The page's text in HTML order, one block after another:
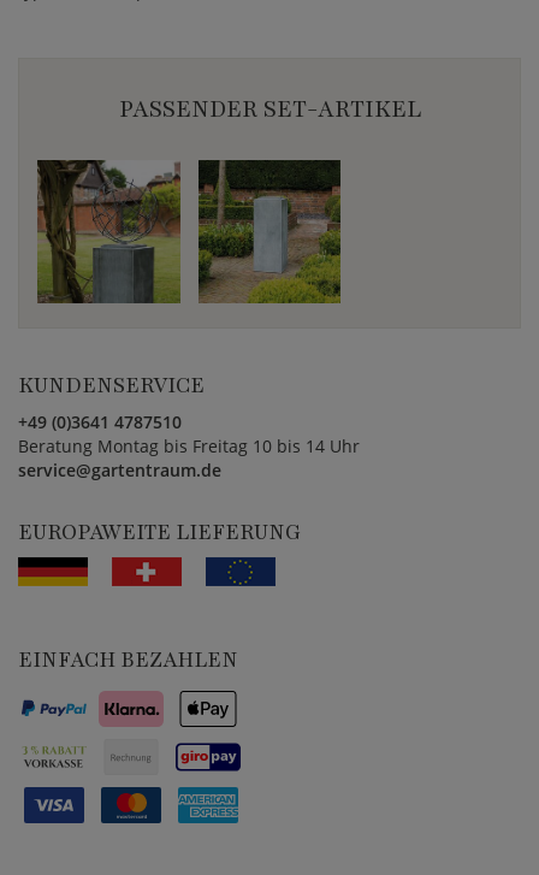
PASSENDER SET-ARTIKEL
KUNDENSERVICE
+49 (0)3641 4787510
Beratung Montag bis Freitag 10 bis 14 Uhr
service@gartentraum.de
EUROPAWEITE LIEFERUNG
EINFACH BEZAHLEN